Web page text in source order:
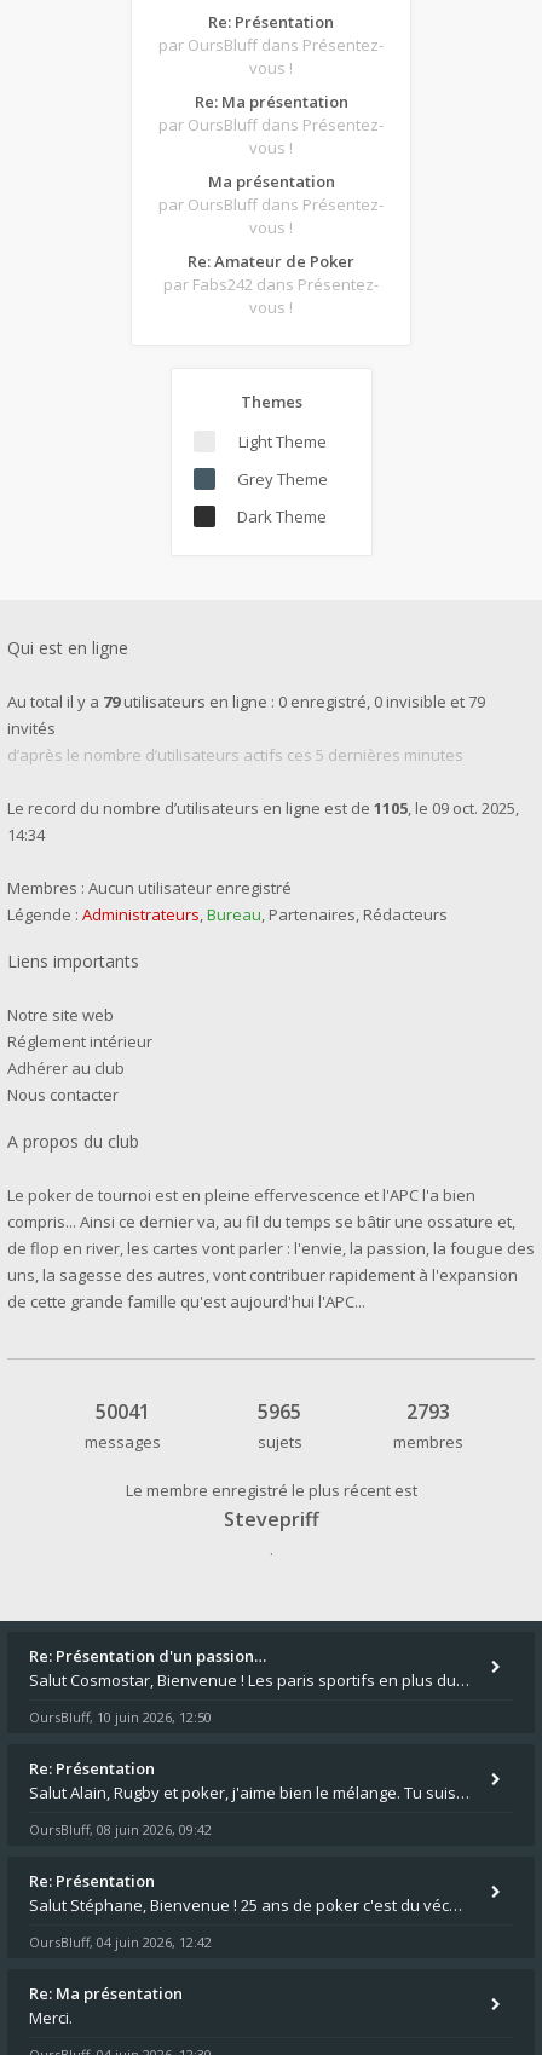
Re: Présentation
par OursBluff dans Présentez-
vous !
Re: Ma présentation
par OursBluff dans Présentez-
vous !
Ma présentation
par OursBluff dans Présentez-
vous !
Re: Amateur de Poker
par Fabs242 dans Présentez-
vous !
Themes
Light Theme
Grey Theme
Dark Theme
Qui est en ligne
Au total il y a 79utilisateurs en ligne : 0 enregistré, 0 invisible et 79
invités
d’après le nombre d’utilisateurs actifs ces 5 dernières minutes
Le record du nombre d’utilisateurs en ligne est de 1105, le 09 oct. 2025,
14:34
Membres : Aucun utilisateur enregistré
Légende : Administrateurs,Bureau, Partenaires, Rédacteurs
Liens importants
Notre site web
Réglement intérieur
Adhérer au club
Nous contacter
A propos du club
Le poker de tournoi est en pleine effervescence et l'APC l'a bien
compris... Ainsi ce dernier va, au fil du temps se bâtir une ossature et,
de flop en river, les cartes vont parler : l'envie, la passion, la fougue des
uns, la sagesse des autres, vont contribuer rapidement à l'expansion
de cette grande famille qu'est aujourd'hui l'APC...
50041
messages
5965
sujets
2793
membres
Le membre enregistré le plus récent est
Stevepriff
.
Re: Présentation d'un passion…
Salut Cosmostar, Bienvenue ! Les paris sportifs en plus du poker, c'est ce que je fais aussi. Surtout la NBA, je mise su
OursBluff, 10 juin 2026, 12:50
Re: Présentation
Salut Alain, Rugby et poker, j'aime bien le mélange. Tu suis le rugby du coin ? Moi j'essaie d'aller voir des matchs de
OursBluff, 08 juin 2026, 09:42
Re: Présentation
Salut Stéphane, Bienvenue ! 25 ans de poker c'est du vécu quand même. Moi je suis relativementnouveau (2018) mais j'ai a
OursBluff, 04 juin 2026, 12:42
Re: Ma présentation
Merci.